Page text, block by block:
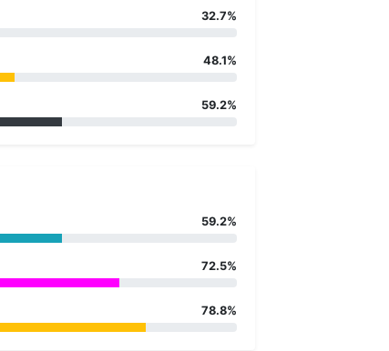
32.7%
48.1%
59.2%
59.2%
72.5%
78.8%